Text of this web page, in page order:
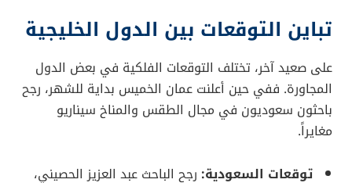
هذه الظروف.
تباين التوقعات بين الدول الخليجية
على صعيد آخر، تختلف التوقعات الفلكية في بعض الدول
المجاورة. ففي حين أعلنت عمان الخميس بداية للشهر، رجح